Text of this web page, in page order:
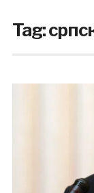
Tag: